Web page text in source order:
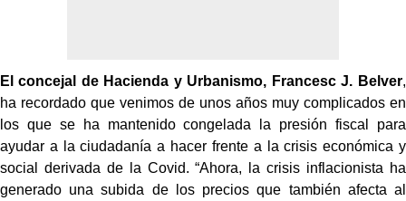
El concejal de Hacienda y Urbanismo, Francesc J. Belver,
ha recordado que venimos de unos años muy complicados en
los que se ha mantenido congelada la presión fiscal para
ayudar a la ciudadanía a hacer frente a la crisis económica y
social derivada de la Covid. “Ahora, la crisis inflacionista ha
generado una subida de los precios que también afecta al